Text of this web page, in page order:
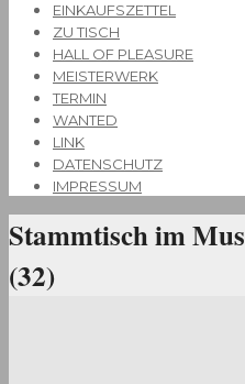
EINKAUFSZETTEL
ZU TISCH
HALL OF PLEASURE
MEISTERWERK
TERMIN
WANTED
LINK
DATENSCHUTZ
IMPRESSUM
Stammtisch im
(32)